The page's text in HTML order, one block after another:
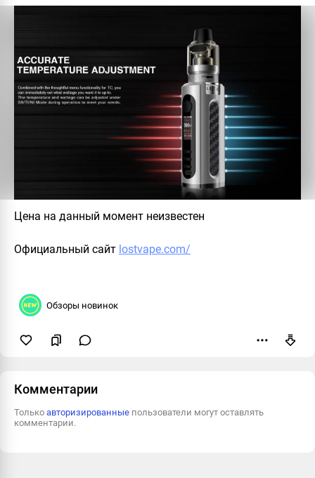
Цена на данный момент неизвестен
Официальный сайт lostvape.com/
Обзоры новинок
Комментарии
Только авторизированные пользователи могут оставлять
комментарии.